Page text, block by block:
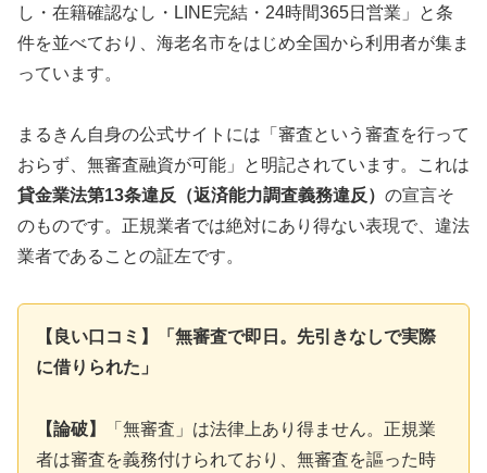
し・在籍確認なし・LINE完結・24時間365日営業」と条
件を並べており、海老名市をはじめ全国から利用者が集ま
っています。
まるきん自身の公式サイトには「審査という審査を行って
おらず、無審査融資が可能」と明記されています。これは
貸金業法第13条違反（返済能力調査義務違反） の宣言そ
のものです。正規業者では絶対にあり得ない表現で、違法
業者であることの証左です。
【良い口コミ】「無審査で即日。先引きなしで実際
に借りられた」
【論破】
「無審査」は法律上あり得ません。正規業
者は審査を義務付けられており、無審査を謳った時